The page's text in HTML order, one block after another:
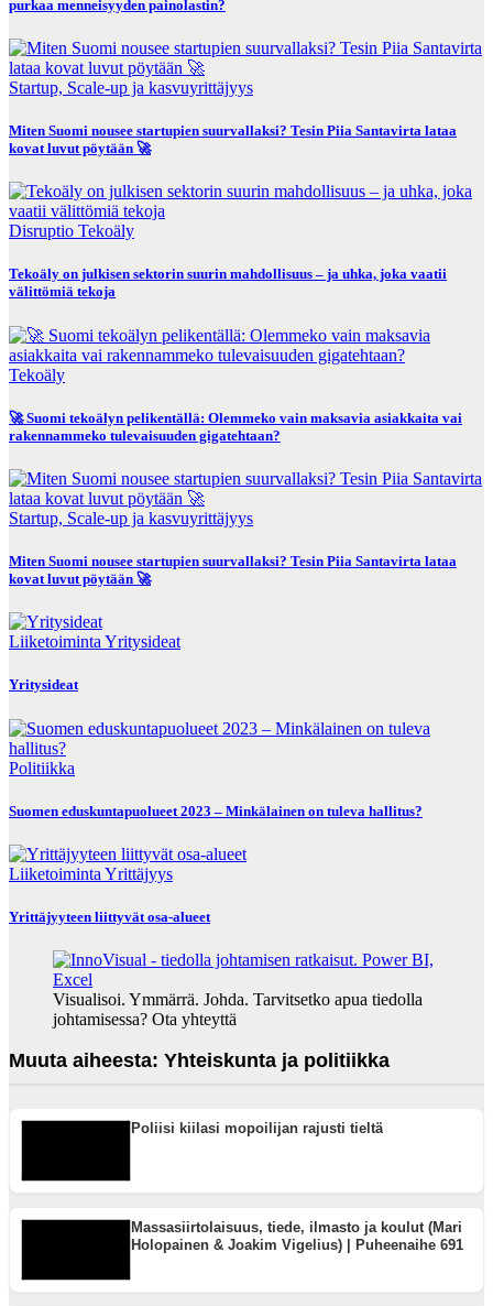
purkaa menneisyyden painolastin?
Startup, Scale-up ja kasvuyrittäjyys
Miten Suomi nousee startupien suurvallaksi? Tesin Piia Santavirta lataa
kovat luvut pöytään 🚀
Disruptio Tekoäly
Tekoäly on julkisen sektorin suurin mahdollisuus – ja uhka, joka vaatii
välittömiä tekoja
Tekoäly
🚀 Suomi tekoälyn pelikentällä: Olemmeko vain maksavia asiakkaita vai
rakennammeko tulevaisuuden gigatehtaan?
Startup, Scale-up ja kasvuyrittäjyys
Miten Suomi nousee startupien suurvallaksi? Tesin Piia Santavirta lataa
kovat luvut pöytään 🚀
Liiketoiminta Yritysideat
Yritysideat
Politiikka
Suomen eduskuntapuolueet 2023 – Minkälainen on tuleva hallitus?
Liiketoiminta Yrittäjyys
Yrittäjyyteen liittyvät osa-alueet
Visualisoi. Ymmärrä. Johda. Tarvitsetko apua tiedolla
johtamisessa? Ota yhteyttä
Muuta aiheesta: Yhteiskunta ja politiikka
Poliisi kiilasi mopoilijan rajusti tieltä
Massasiirtolaisuus, tiede, ilmasto ja koulut (Mari
Holopainen & Joakim Vigelius) | Puheenaihe 691